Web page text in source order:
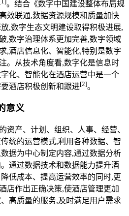
。结合《数字中国建设整体布局规
效联通,数据资源规模和质量加快
,数字生态文明建设取得积极进展,
,数字治理体系更加完善,数字领域
,酒店信息化、智能化,特别是数字
。从技术角度看,数字化是信息时
化、智能化在酒店运营中是一个
酒店积极创新和跟进[2]。
意义
资产、计划、组织、人事、经营、
统的运营模式,利用各种数据、智
据为中心制定内容,通过数据分析
通过数据技术和数据能力提升酒
低成本、提高运营效率的同时,更
店作出正确决策,使酒店管理更加
高质量的服务,及时满足用户需求